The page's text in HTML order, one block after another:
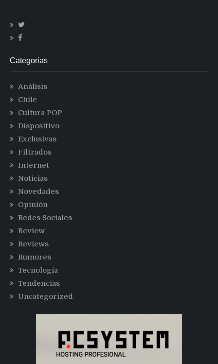
Categorias
Análisis
Chile
Cultura POP
Dispositivo
Exclusivas
Filtrados
Internet
Noticias
Novedades
Opinión
Redes Sociales
Review
Reviews
Rumores
Tecnología
Tendencias
Uncategorized